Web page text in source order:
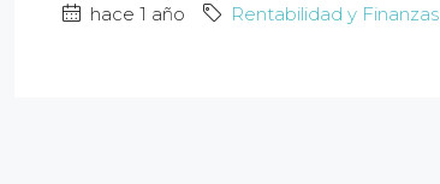
hace 1 año Rentabilidad y Finanzas